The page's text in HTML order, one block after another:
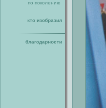
по поколению
кто изобразил
благодарности